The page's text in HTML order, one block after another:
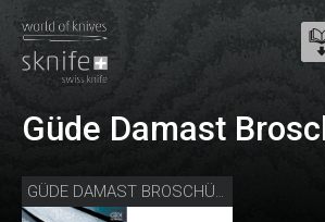
Güde Damast
GÜDE DAMAST BROSCHÜRE